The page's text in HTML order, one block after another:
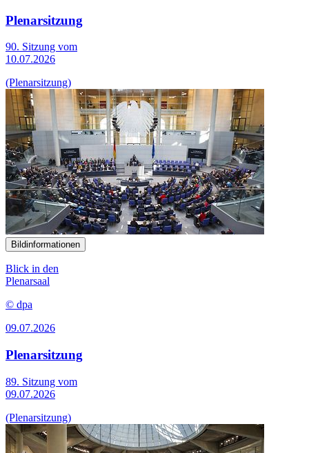
Plenarsitzung
90. Sitzung vom
10.07.2026
(Plenarsitzung)
Bildinformationen
Blick in den
Plenarsaal
© dpa
09.07.2026
Plenarsitzung
89. Sitzung vom
09.07.2026
(Plenarsitzung)